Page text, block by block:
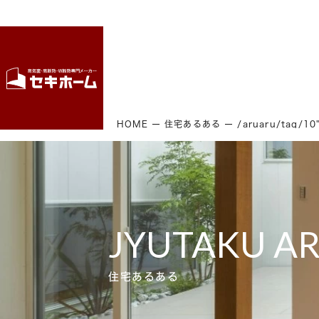
HOME 住宅あるある /aruaru/tag/
JYUTAKU
住宅あるある